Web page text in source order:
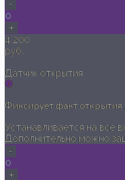
-
0
+
4 200
руб.
Датчик открытия
Фиксирует факт
Устанавливается на все
Дополнительно можно
-
0
+